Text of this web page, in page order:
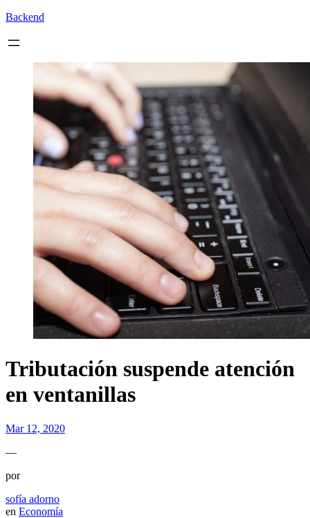
Backend
Tributación suspende atención
en ventanillas
Mar 12, 2020
—
por
sofía adorno
en Economía